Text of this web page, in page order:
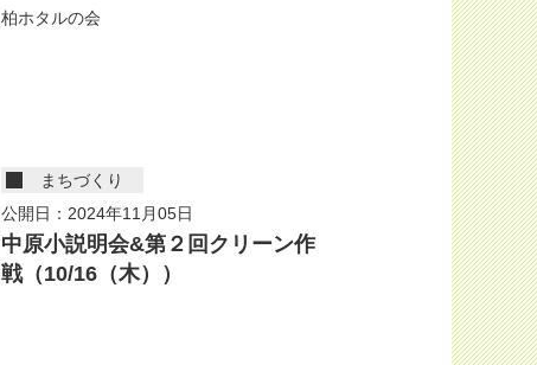
柏ホタルの会
まちづくり
公開日：2024年11月05日
中原小説明会&第２回クリーン作
戦（10/16（木））